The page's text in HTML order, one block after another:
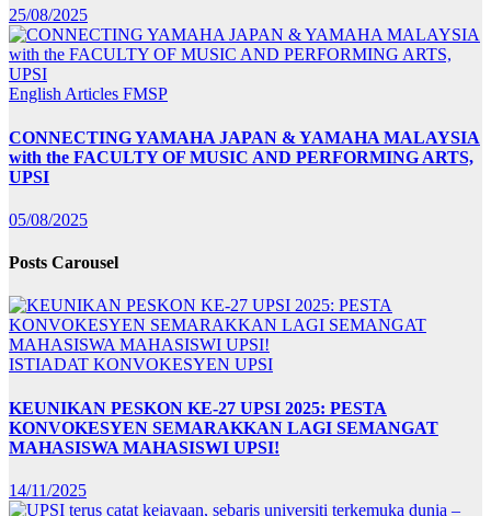
25/08/2025
English Articles FMSP
CONNECTING YAMAHA JAPAN & YAMAHA MALAYSIA
with the FACULTY OF MUSIC AND PERFORMING ARTS,
UPSI
05/08/2025
Posts Carousel
ISTIADAT KONVOKESYEN UPSI
KEUNIKAN PESKON KE-27 UPSI 2025: PESTA
KONVOKESYEN SEMARAKKAN LAGI SEMANGAT
MAHASISWA MAHASISWI UPSI!
14/11/2025